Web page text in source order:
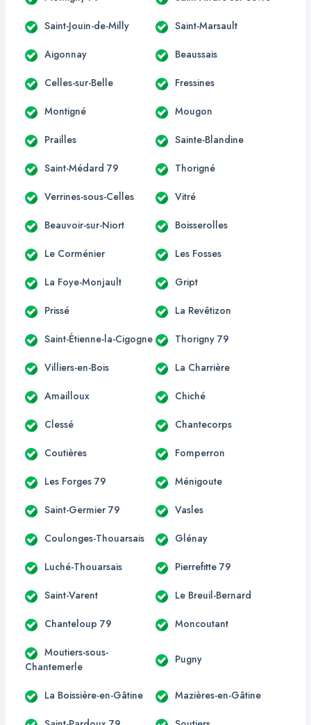
Saint-Jouin-de-Milly Saint-Marsault
Aigonnay Beaussais
Celles-sur-Belle Fressines
Montigné Mougon
Prailles Sainte-Blandine
Saint-Médard 79 Thorigné
Verrines-sous-Celles Vitré
Beauvoir-sur-Niort Boisserolles
Le Corménier Les Fosses
La Foye-Monjault Gript
Prissé La Revêtizon
Saint-Étienne-la-Cigogne Thorigny 79
Villiers-en-Bois La Charrière
Amailloux Chiché
Clessé Chantecorps
Coutières Fomperron
Les Forges 79 Ménigoute
Saint-Germier 79 Vasles
Coulonges-Thouarsais Glénay
Luché-Thouarsais Pierrefitte 79
Saint-Varent Le Breuil-Bernard
Chanteloup 79 Moncoutant
Moutiers-sous-
Chantemerle
Pugny
La Boissière-en-Gâtine Mazières-en-Gâtine